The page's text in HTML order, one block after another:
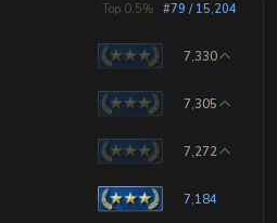
Top 0.5% #79 / 15,204
7,330
7,305
7,272
7,184